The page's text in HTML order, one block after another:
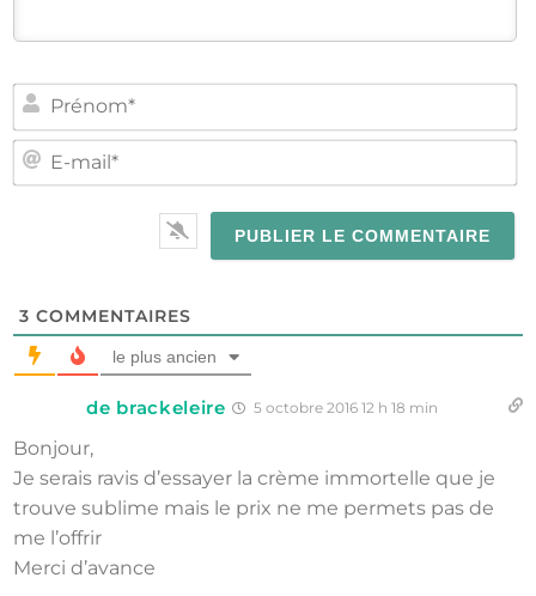
E-
3 COMMENTAIRES
le plus ancien
de brackeleire 5 octobre 2016 12 h 18 min
Bonjour,
Je serais ravis d’essayer la crème immortelle que je
trouve sublime mais le prix ne me permets pas de
me l’offrir
Merci d’avance